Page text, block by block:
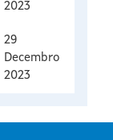
2023
29
Decembro
2023